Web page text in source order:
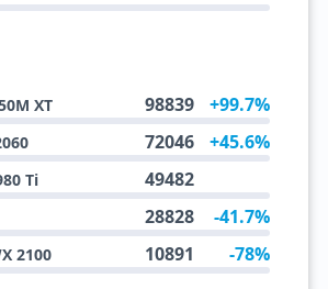
XT 98839 +99.7%
72046 +45.6%
Ti 49482
28828 -41.7%
2100 10891 -78%